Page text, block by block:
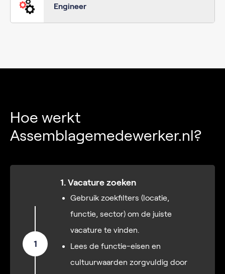
Engineer
Hoe werkt
Assemblagemedewerker.nl?
1
1. Vacature zoeken
Gebruik zoekfilters (locatie,
functie, sector) om de juiste
vacature te vinden.
Lees de functie-eisen en
cultuurwaarden zorgvuldig door